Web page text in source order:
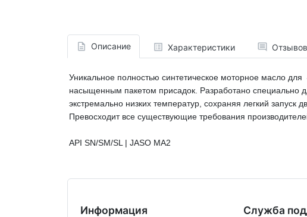
Описание Характеристики
Уникальное полностью синтетическое моторное масло для
насыщенным пакетом присадок. Разработано специально
экстремально низких температур, сохраняя легкий запуск
Превосходит все существующие требования
API SN/SM/SL | JASO MA2
Информация Служба